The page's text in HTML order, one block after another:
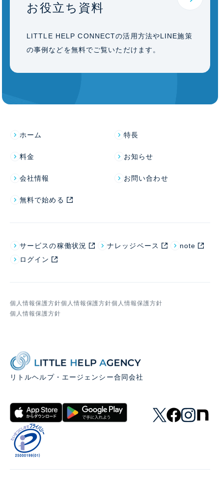
お役立ち資料
LITTLE HELP CONNECTの活用方法やLINE施策
の事例などを無料でご覧いただけます。
ホーム 特長
料金 お知らせ
会社情報 お問い合わせ
無料で始める
サービスの稼働状況 ナレッジベース
note
ログイン
個人情報保護方針個人情報保護方針個人情報保護方針
個人情報保護方針
リトルヘルプ・エージェンシー合同会社